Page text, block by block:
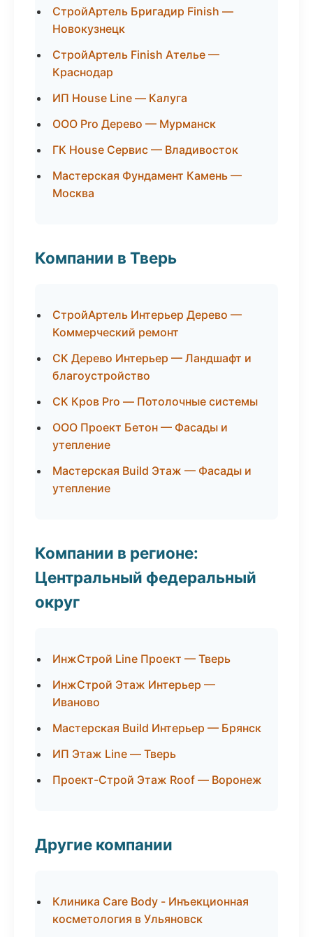
СтройАртель Бригадир Finish —
Новокузнецк
СтройАртель Finish Ателье —
Краснодар
ИП House Line — Калуга
ООО Pro Дерево — Мурманск
ГК House Сервис — Владивосток
Мастерская Фундамент Камень —
Москва
Компании в Тверь
СтройАртель Интерьер Дерево —
Коммерческий ремонт
СК Дерево Интерьер — Ландшафт и
благоустройство
СК Кров Pro — Потолочные системы
ООО Проект Бетон — Фасады и
утепление
Мастерская Build Этаж — Фасады и
утепление
Компании в регионе:
Центральный федеральный
округ
ИнжСтрой Line Проект — Тверь
ИнжСтрой Этаж Интерьер —
Иваново
Мастерская Build Интерьер — Брянск
ИП Этаж Line — Тверь
Проект-Строй Этаж Roof — Воронеж
Другие компании
Клиника Care Body - Инъекционная
косметология в Ульяновск